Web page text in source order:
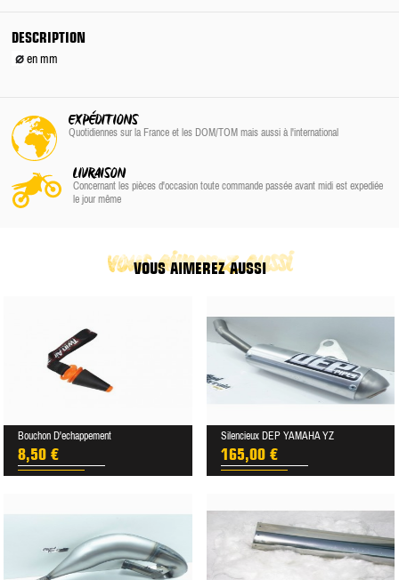
DESCRIPTION
⌀en mm
EXPÉDITIONS
Quotidiennes sur la Franceet les DOM/TOM mais aussi à l'international
LIVRAISON
Concernant les pièces d'occasion toute commande passée avant midi est expediée
le jour même
VOUS AIMEREZ AUSSI
vous aimerez aussi
Bouchon D'echappement
8,50 €
Silencieux DEP YAMAHA YZ
165,00 €